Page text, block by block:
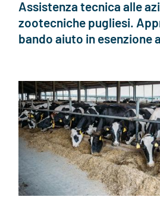
Assistenza tecnica alle
zootecniche pugliesi.
bando aiuto in esenzione